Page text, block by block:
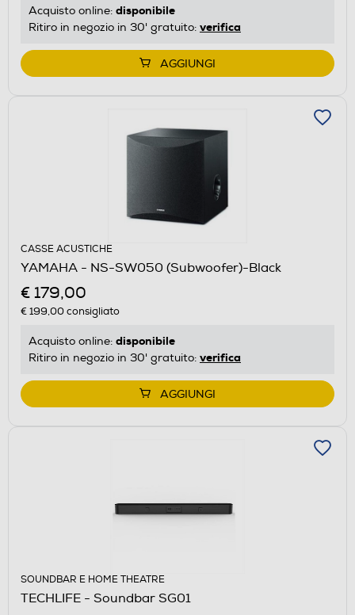
Acquisto online: disponibile
Ritiro in negozio in 30' gratuito: verifica
AGGIUNGI
CASSE ACUSTICHE
YAMAHA - NS-SW050 (Subwoofer)-Black
€ 179,00
€ 199,00consigliato
Acquisto online: disponibile
Ritiro in negozio in 30' gratuito: verifica
AGGIUNGI
SOUNDBAR E HOME THEATRE
TECHLIFE - Soundbar SG01